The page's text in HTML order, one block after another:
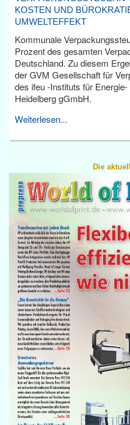
KOSTEN UND
UMWELTEFFEKT
Kommunale
Prozent des gesamten
Deutschland. Zu diesem
der GVM Gesellschaft für
des ifeu -Instituts für
Heidelberg gGmbH.
Weiterlesen...
Die